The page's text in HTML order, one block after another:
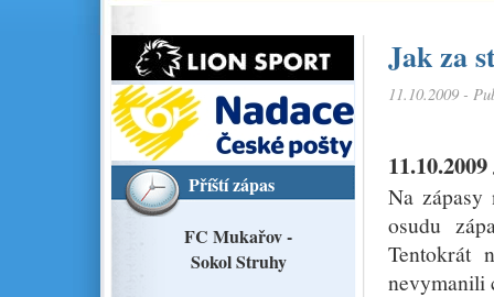
Příští zápas
FC Mukařov -
Sokol Struhy
Jak za
11.10.2009 -
Na zápasy
osudu
Tentokrát
nevymanili